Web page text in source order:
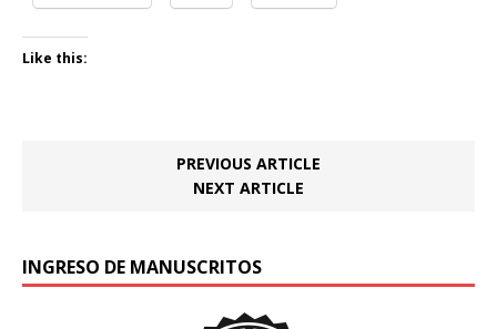
Like this:
PREVIOUS ARTICLE
NEXT ARTICLE
INGRESO DE MANUSCRITOS